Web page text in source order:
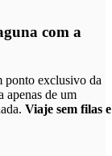
com a
ponto exclusivo da
apenas de um
Viaje sem filas e